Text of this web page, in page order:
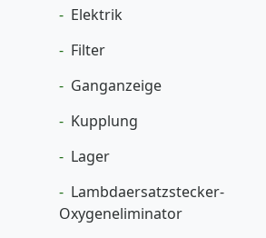
Elektrik
Filter
Ganganzeige
Kupplung
Lager
Lambdaersatzstecker-
Oxygeneliminator